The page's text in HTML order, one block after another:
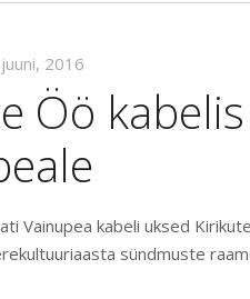
2016
Öö
Vainupea kabeli uksed
sündmuste